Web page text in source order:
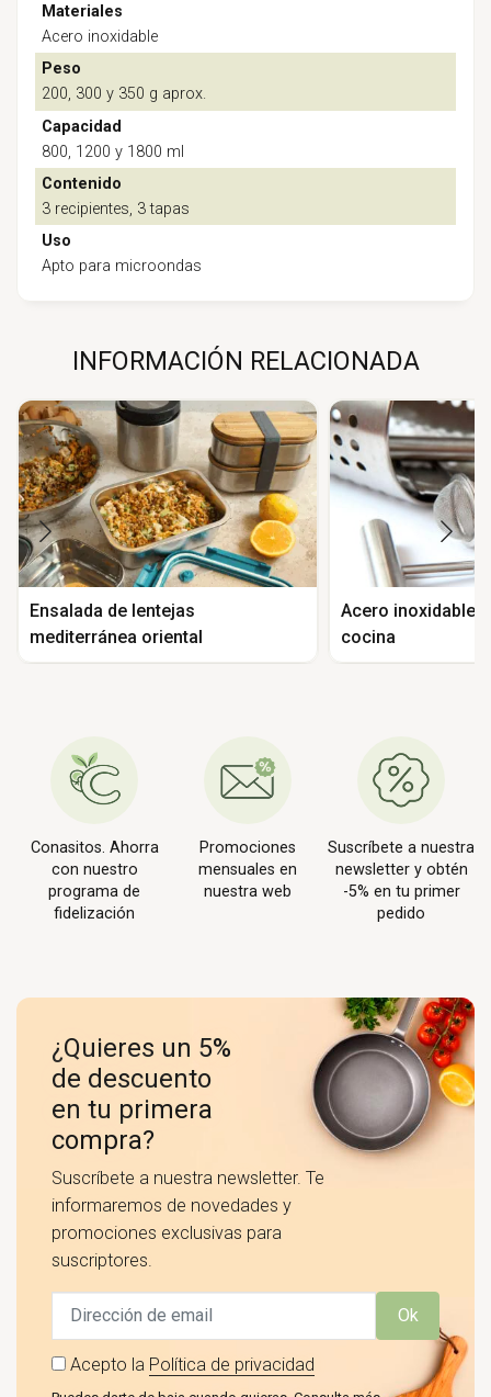
Materiales
Acero inoxidable
Peso
200, 300 y 350 g aprox.
Capacidad
800, 1200 y 1800 ml
Contenido
3 recipientes, 3 tapas
Uso
Apto para microondas
INFORMACIÓN RELACIONADA
Ensalada de lentejas
mediterránea oriental
Acero inoxidable
cocina
Conasitos. Ahorra
con nuestro
programa de
fidelización
Promociones
mensuales en
nuestra web
Suscríbete a nuestra
newsletter y obtén
-5% en tu primer
pedido
¿Quieres un 5%
de descuento
en tu primera
compra?
Suscríbete a nuestra newsletter. Te
informaremos de novedades y
promociones exclusivas para
suscriptores.
Ok
Acepto la Política de privacidad